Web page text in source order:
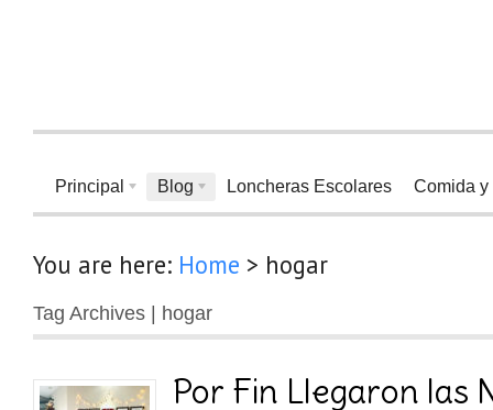
Principal Blog Loncheras Escolares Comida y
You are here: Home > hogar
Tag Archives | hogar
Por Fin Llegaron las